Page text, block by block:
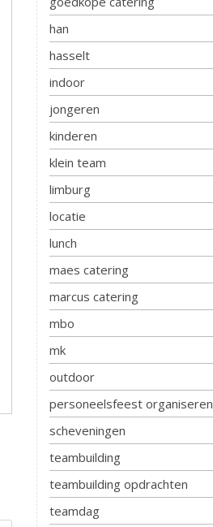
han
hasselt
indoor
jongeren
kinderen
klein team
limburg
locatie
lunch
maes catering
marcus catering
mbo
mk
outdoor
personeelsfeest organiseren
scheveningen
teambuilding
teambuilding opdrachten
teamdag